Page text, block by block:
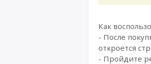
Как
- После
откроется
- Пройдите